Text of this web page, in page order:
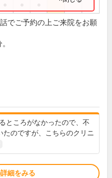
でご予約の上ご来院をお願
ところがなかったので、不
のですが、こちらのクリニ
細をみる